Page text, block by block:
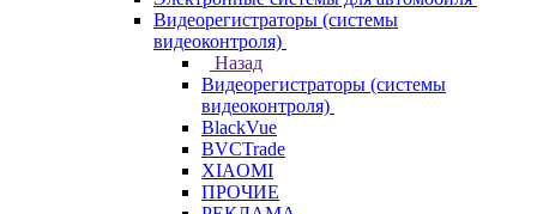
Видеорегистраторы (системы
видеоконтроля)
Назад
Видеорегистраторы (системы
видеоконтроля)
BlackVue
BVCTrade
XIAOMI
ПРОЧИЕ